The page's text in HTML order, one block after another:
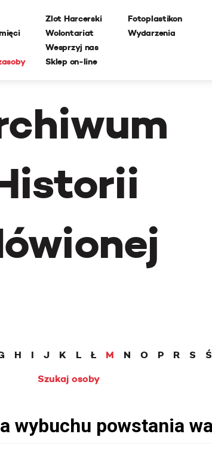
Zlot Harcerski
Wolontariat
Wesprzyj nas
Sklep on-line
Fotoplastikon
Wydarzenia
H I J K L Ł M N O P R S Ś
Szukaj osoby